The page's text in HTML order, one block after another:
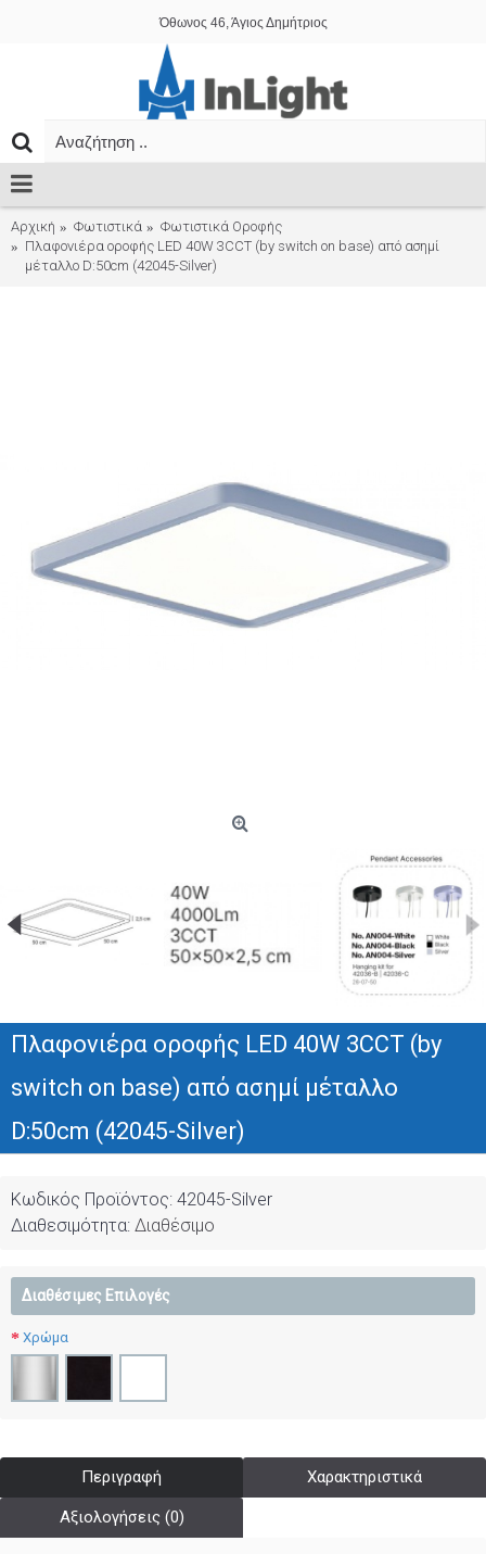
Όθωνος 46, Άγιος Δημήτριος
Αρχική Φωτιστικά
Φωτιστικά Οροφής
Πλαφονιέρα οροφής LED 40W 3CCT (by switch on base) από ασημί
μέταλλο D:50cm (42045-Silver)
Πλαφονιέρα οροφής LED 40W 3CCT (by
switch on base) από ασημί μέταλλο
D:50cm (42045-Silver)
Κωδικός Προϊόντος: 42045-Silver
Διαθεσιμότητα: Διαθέσιμο
Διαθέσιμες Επιλογές
Χρώμα
Περιγραφή Χαρακτηριστικά
Αξιολογήσεις (0)